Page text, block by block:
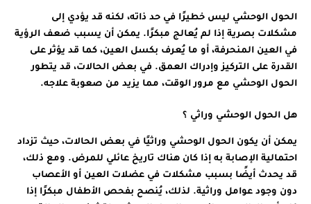
الحول الوحشي ليس خطيرًا في حد ذاته، لكنه قد يؤدي إلى
مشكلات بصرية إذا لم يُعالج مبكرًا. يمكن أن يسبب ضعف الرؤية
في العين المنحرفة، أو ما يُعرف بكسل العين، كما قد يؤثر على
القدرة على التركيز وإدراك العمق. في بعض الحالات، قد يتطور
الحول الوحشي مع مرور الوقت، مما يزيد من صعوبة علاجه.
هل الحول الوحشي وراثي ؟
يمكن أن يكون الحول الوحشي وراثيًا في بعض الحالات، حيث تزداد
احتمالية الإصابة به إذا كان هناك تاريخ عائلي للمرض. ومع ذلك،
قد يحدث أيضًا بسبب مشكلات في عضلات العين أو الأعصاب
دون وجود عوامل وراثية. لذلك، يُنصح بفحص الأطفال مبكرًا إذا